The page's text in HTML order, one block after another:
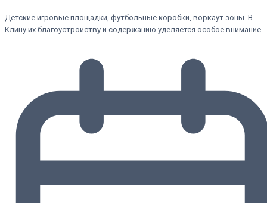
Детские игровые площадки, футбольные коробки, воркаут зоны. В
Клину их благоустройству и содержанию уделяется особое внимание